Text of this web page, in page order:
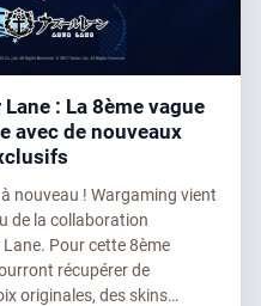
: La 8ème vague
avec de nouveaux
nouveau ! Wargaming vient
de la collaboration
Pour cette 8ème
récupérer de
originales, des skins